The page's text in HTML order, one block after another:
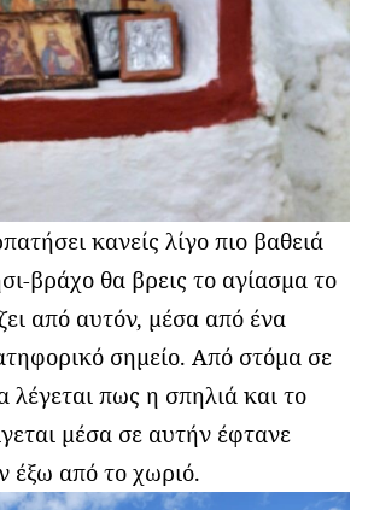
κανείς λίγο πιο βαθειά
βράχο θα βρεις το αγίασμα το
από αυτόν, μέσα από ένα
σημείο. Από στόμα σε
λέγεται πως η σπηλιά και το
μέσα σε αυτήν έφτανε
έξω από το χωριό.